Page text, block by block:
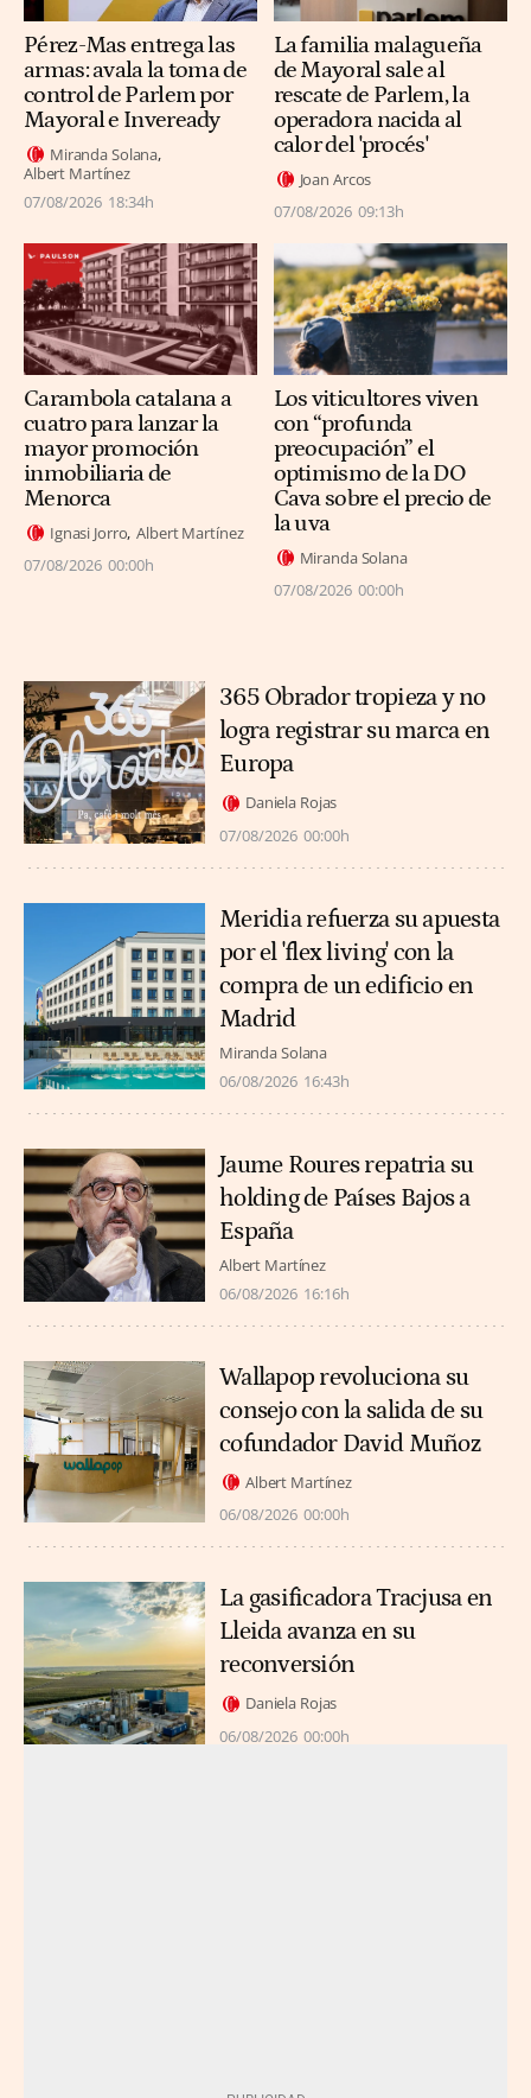
Pérez-Mas entrega las
armas: avala la toma de
control de Parlem por
Mayoral e Inveready
Miranda Solana
Albert Martínez
07/08/2026 18:34h
La familia malagueña
de Mayoral sale al
rescate de Parlem, la
operadora nacida al
calor del 'procés'
Joan Arcos
07/08/2026 09:13h
Carambola catalana a
cuatro para lanzar la
mayor promoción
inmobiliaria de
Menorca
Ignasi Jorro Albert Martínez
07/08/2026 00:00h
Los viticultores viven
con “profunda
preocupación” el
optimismo de la DO
Cava sobre el precio de
la uva
Miranda Solana
07/08/2026 00:00h
365 Obrador tropieza y no
logra registrar su marca en
Europa
Daniela Rojas
07/08/2026 00:00h
Meridia refuerza su apuesta
por el 'flex living' con la
compra de un edificio en
Madrid
Miranda Solana
06/08/2026 16:43h
Jaume Roures repatria su
holding de Países Bajos a
España
Albert Martínez
06/08/2026 16:16h
Wallapop revoluciona su
consejo con la salida de su
cofundador David Muñoz
Albert Martínez
06/08/2026 00:00h
La gasificadora Tracjusa en
Lleida avanza en su
reconversión
Daniela Rojas
06/08/2026 00:00h